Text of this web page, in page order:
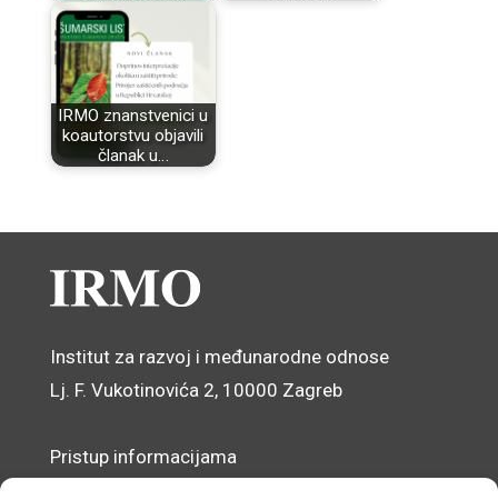
IRMO znanstvenici u
koautorstvu objavili
članak u…
Institut za razvoj i međunarodne odnose
Lj. F. Vukotinovića 2, 10000 Zagreb
Pristup informacijama